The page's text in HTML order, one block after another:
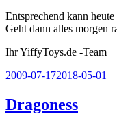
Entsprechend kann
Geht dann alles morgen
Ihr YiffyToys.de -Team
Veröffentlicht
2009-07-172018-05-01
Dragoness